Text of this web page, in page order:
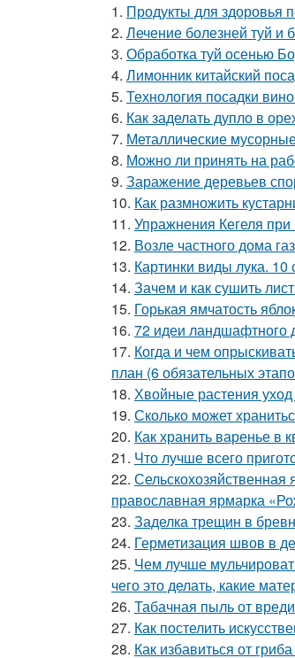
1. Продукты для здоровья
2. Лечение болезней туй и
3. Обработка туй осенью
4. Лимонник китайский
5. Технология посадки
6. Как заделать дупло в
7. Металлические
8. Можно ли принять на
9. Заражение деревьев
10. Как размножить
11. Упражнения Кегеля
12. Возле частного дома
13. Картинки виды лука.
14. Зачем и как сушить
15. Горькая ямчатость
16. 72 идеи ландшафтного
17. Когда и чем
план (6 обязательных
18. Хвойные растения
19. Сколько может
20. Как хранить варенье в
21. Что лучше всего
22. Сельскохозяйственная
православная ярмарка
23. Заделка трещин в
24. Герметизация швов в
25. Чем лучше
чего это делать, какие
26. Табачная пыль от
27. Как постелить
28. Как избавиться от